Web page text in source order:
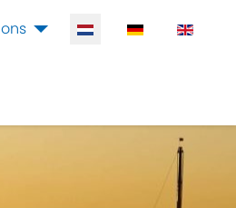
Selecteer de taal